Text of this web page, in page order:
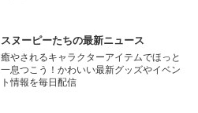
スヌーピーたちの最新ニュース
癒やされるキャラクターアイテムでほっと
一息つこう！かわいい最新グッズやイベン
ト情報を毎日配信